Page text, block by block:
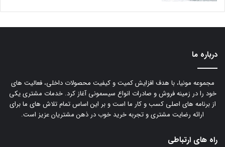
درباره ما
مجموعه مونیا، با هدف افزایش کمیت و کیفیت محصولات داخلی، فعالیت های
خود را در زمینه فروش و صادرات انواع سیسمونی آغاز کرد. خدمات مشتری یکی
از برنامه های اصلی کسب و کار ما است و بر این اساس تمام تلاش های ما برای
ارائه رضایت مشتری و تجربه خرید خوب در ذهن مشتریان عزیز است.
راه های ارتباطی